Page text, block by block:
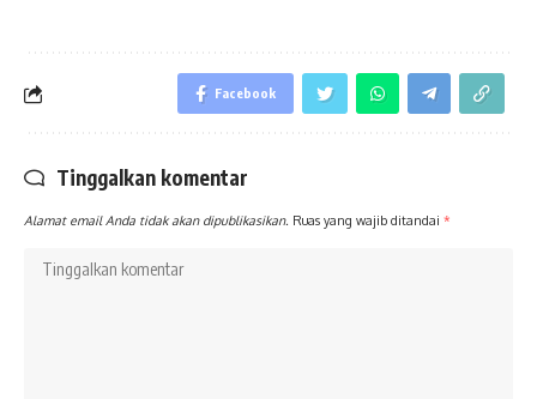
Facebook
Tinggalkan komentar
Alamat email Anda tidak akan dipublikasikan. Ruas yang wajib ditandai *